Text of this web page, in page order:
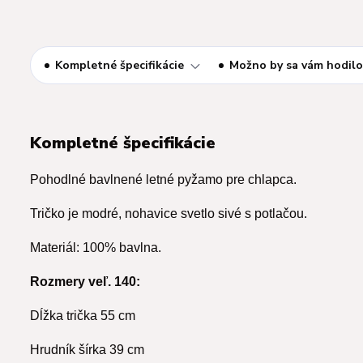
Kompletné špecifikácie Možno by sa vám hodilo
Kompletné špecifikácie
Pohodlné bavlnené letné pyžamo pre chlapca.
Tričko je modré, nohavice svetlo sivé s potlačou.
Materiál: 100% bavlna.
Rozmery veľ. 140:
Dĺžka trička 55 cm
Hrudník šírka 39 cm